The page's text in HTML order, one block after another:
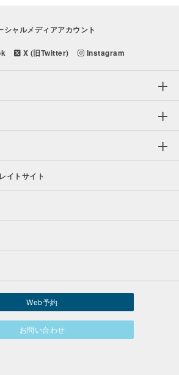
シャルメディアアカウント
X (旧Twitter) Instagram
イトサイト
Web予約
お問い合わせ